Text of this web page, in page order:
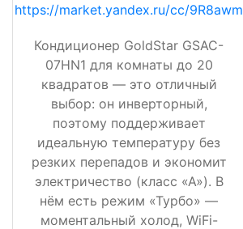
https://market.yandex.ru/cc/9R8awm
Кондиционер GoldStar GSAC-
07HN1 для комнаты до 20
квадратов — это отличный
выбор: он инверторный,
поэтому поддерживает
идеальную температуру без
резких перепадов и экономит
электричество (класс «А»). В
нём есть режим «Турбо» —
моментальный холод, WiFi-